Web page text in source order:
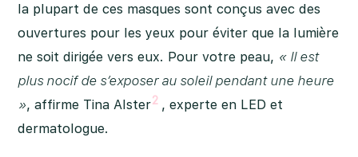
la plupart de ces masques sont conçus avec des
ouvertures pour les yeux pour éviter que la lumière
ne soit dirigée vers eux. Pour votre peau, « Il est
plus nocif de s’exposer au soleil pendant une heure
», affirme Tina Alster2 , experte en LED et
dermatologue.